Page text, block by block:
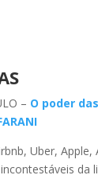
– O poder
Uber, Apple,
da